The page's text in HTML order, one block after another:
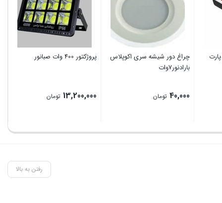
چراغ دور شیشه سری اکوپلاس
بارادنور7وات
40,000 تومان
پروژکتور 400 وات صبانور
13,200,000 تومان
رفتن به بالا